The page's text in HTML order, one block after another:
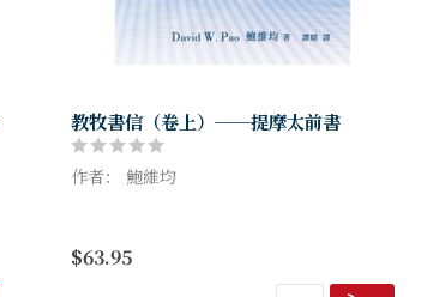
教牧書信（卷上）──提摩太前書
作者： 鮑維均
卷，屬開創之作，對教牧書信作出嶄新...
$63.95